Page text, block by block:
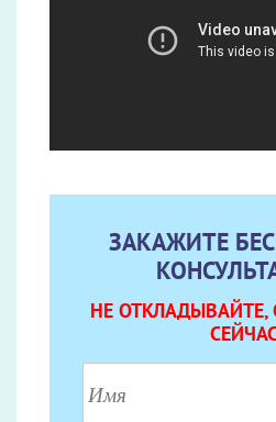
ЗАКАЖИТЕ
НЕ ОТКЛАДЫВАЙТЕ,